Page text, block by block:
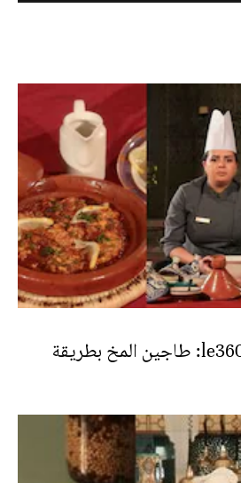
بالفيديو - شهيوات le360: طاجين المخ بطريقة